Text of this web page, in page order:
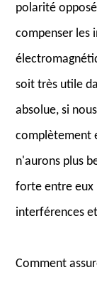
polarité
compenser les
soit très utile
absolue, si
complètement
n'aurons plus
forte entre eux
interférences
Comment